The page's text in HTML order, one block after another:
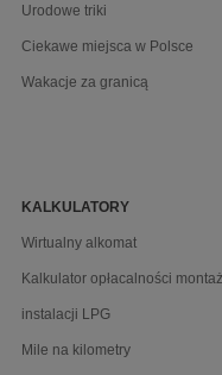
Urodowe triki
Ciekawe miejsca w Polsce
Wakacje za granicą
KALKULATORY
Wirtualny alkomat
Kalkulator opłacalności
instalacji LPG
Mile na kilometry